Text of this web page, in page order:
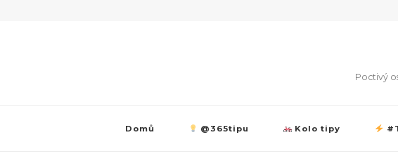
Poctivý
Domů @365tipu Kolo tipy